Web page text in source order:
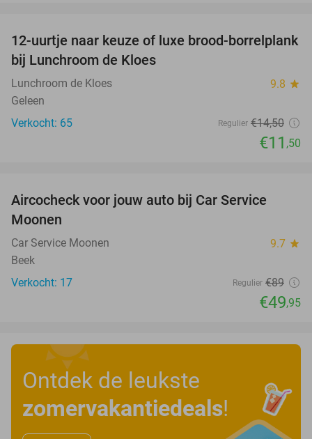
21%
12-uurtje naar keuze of luxe brood-borrelplank
bij Lunchroom de Kloes
Lunchroom de Kloes 9.8 star
Geleen
Verkocht: 65
Regulier €14,50
€11 ,50
Aircocheck voor jouw auto bij Car Service
Moonen
Car Service Moonen 9.7 star
Beek
Verkocht: 17
Regulier €89
€49,95
Ontdek de leukste
zomervakantiedeals!